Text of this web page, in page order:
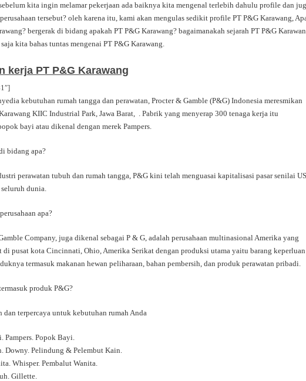
kita ingin melamar pekerjaan ada baiknya kita mengenal terlebih dahulu profile dan
tersebut? oleh karena itu, kami akan mengulas sedikit profile PT P&G Karawang,
bergerak di bidang apakah PT P&G Karawang? bagaimanakah sejarah PT P&G
kita bahas tuntas mengenai PT P&G Karawang.
kerja PT P&G Karawang
kebutuhan rumah tangga dan perawatan, Procter & Gamble (P&G) Indonesia meresmikan
KIIC Industrial Park, Jawa Barat, . Pabrik yang menyerap 300 tenaga kerja itu
bayi atau dikenal dengan merek Pampers.
bidang apa?
perawatan tubuh dan rumah tangga, P&G kini telah menguasai kapitalisasi pasar senilai
dunia.
apa?
Company, juga dikenal sebagai P & G, adalah perusahaan multinasional Amerika yang
di pusat kota Cincinnati, Ohio, Amerika Serikat dengan produksi utama yaitu barang keperluan
termasuk makanan hewan peliharaan, bahan pembersih, dan produk perawatan pribadi.
produk P&G?
dan terpercaya untuk kebutuhan rumah Anda
Pampers. Popok Bayi.
Downy. Pelindung & Pelembut Kain.
Whisper. Pembalut Wanita.
Gillette.